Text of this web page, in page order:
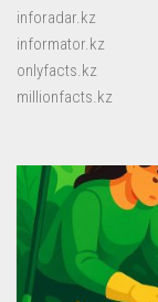
inforadar.kz
informator.kz
onlyfacts.kz
millionfacts.kz